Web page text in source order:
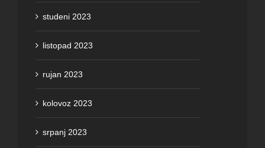
studeni 2023
listopad 2023
rujan 2023
kolovoz 2023
srpanj 2023